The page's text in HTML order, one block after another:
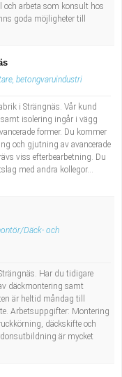
o mottagning
och arbeta som konsult hos
goda möjligheter till
betongvaruindustri
i Strängnäs. Vår kund
samt isolering ingår i vägg
former. Du kommer
och gjutning av avancerade
viss efterbearbetning. Du
med andra kollegor...
Däck- och
Har du tidigare
däckmontering samt
är heltid måndag till
Arbetsuppgifter: Montering
däckskifte och
är mycket